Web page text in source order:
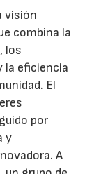
visión
combina la
los
la eficiencia
El
por
y
A